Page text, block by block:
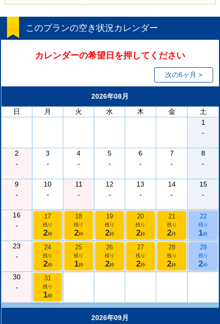
このプランの空き状況カレンダー
カレンダーの希望日を押してください
次の6ヶ月 >
2026年08月
日
月 火 水 木 金
土
1
-
2
-
3
-
4
-
5
-
6
-
7
-
8
-
9
-
10
-
11
-
12
-
13
-
14
-
15
-
16
-
17
残り
2枠
18
残り
2枠
19
残り
2枠
20
残り
2枠
21
残り
2枠
22
残り
1枠
23
-
24
残り
2枠
25
残り
1枠
26
残り
2枠
27
残り
2枠
28
残り
2枠
29
残り
2枠
30
-
31
残り
1枠
2026年09月